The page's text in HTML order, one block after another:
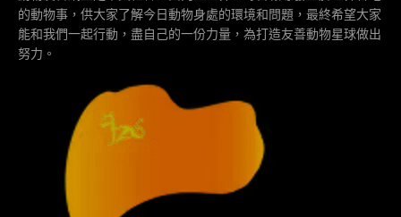
的動物事，供大家了解今日動物身處的環境和問題，最終希望大家
能和我們一起行動，盡自己的一份力量，為打造友善動物星球做出
努力。